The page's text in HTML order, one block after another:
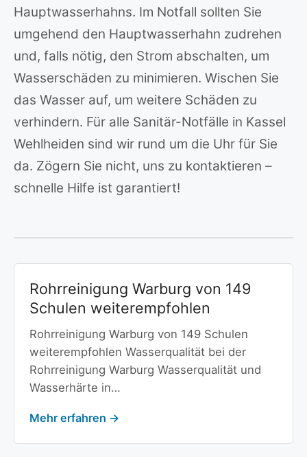
Hauptwasserhahns. Im Notfall sollten Sie
umgehend den Hauptwasserhahn zudrehen
und, falls nötig, den Strom abschalten, um
Wasserschäden zu minimieren. Wischen Sie
das Wasser auf, um weitere Schäden zu
verhindern. Für alle Sanitär-Notfälle in Kassel
Wehlheiden sind wir rund um die Uhr für Sie
da. Zögern Sie nicht, uns zu kontaktieren –
schnelle Hilfe ist garantiert!
Rohrreinigung Warburg von 149
Schulen weiterempfohlen
Rohrreinigung Warburg von 149 Schulen
weiterempfohlen Wasserqualität bei der
Rohrreinigung Warburg Wasserqualität und
Wasserhärte in…
Mehr erfahren →